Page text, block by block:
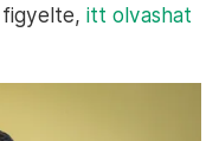
figyelte, itt olvashat